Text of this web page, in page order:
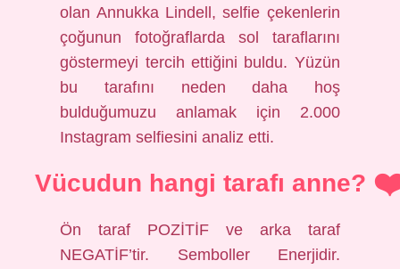
olan Annukka Lindell, selfie çekenlerin
çoğunun fotoğraflarda sol taraflarını
göstermeyi tercih ettiğini buldu. Yüzün
bu tarafını neden daha hoş
bulduğumuzu anlamak için 2.000
Instagram selfiesini analiz etti.
Vücudun hangi tarafı anne?
Ön taraf POZİTİF ve arka taraf
NEGATİF’tir. Semboller Enerjidir.